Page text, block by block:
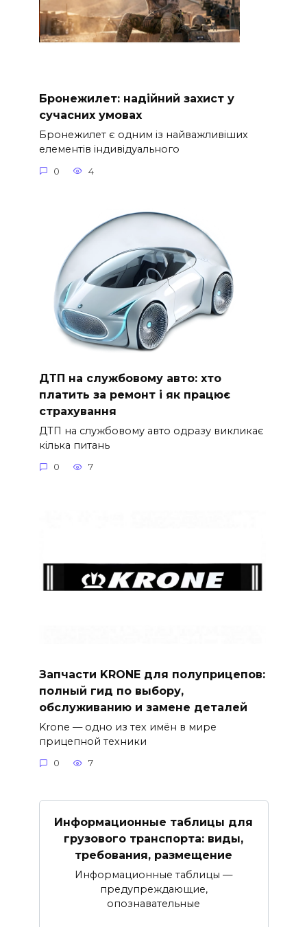
Бронежилет: надійний захист у
сучасних умовах
Бронежилет є одним із найважливіших
елементів індивідуального
0 4
ДТП на службовому авто: хто
платить за ремонт і як працює
страхування
ДТП на службовому авто одразу викликає
кілька питань
0 7
Запчасти KRONE для полуприцепов:
полный гид по выбору,
обслуживанию и замене деталей
Krone — одно из тех имён в мире
прицепной техники
0 7
Информационные таблицы для
грузового транспорта: виды,
требования, размещение
Информационные таблицы —
предупреждающие,
опознавательные